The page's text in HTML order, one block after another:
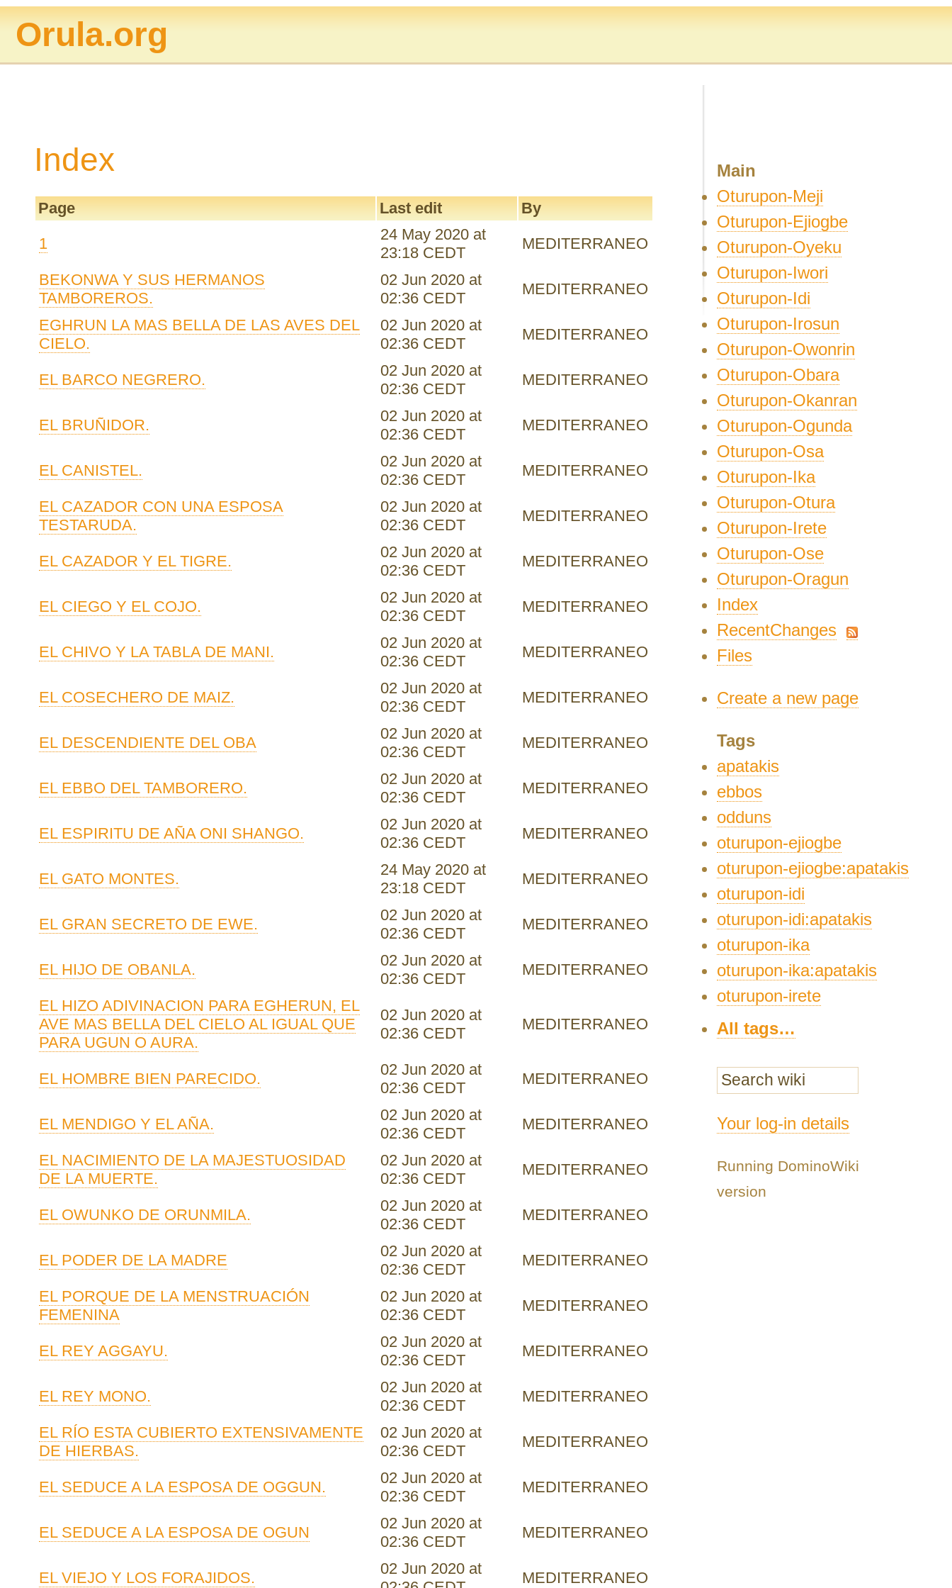
Orula.org
Index
Page Last edit
By
1
24 May 2020 at
23:18 CEDT
MEDITERRANEO
BEKONWA Y SUS HERMANOS
TAMBOREROS.
02 Jun 2020 at
02:36 CEDT
MEDITERRANEO
EGHRUN LA MAS BELLA DE LAS AVES DEL
CIELO.
02 Jun 2020 at
02:36 CEDT
MEDITERRANEO
EL BARCO NEGRERO.
02 Jun 2020 at
02:36 CEDT
MEDITERRANEO
EL BRUÑIDOR.
02 Jun 2020 at
02:36 CEDT
MEDITERRANEO
EL CANISTEL.
02 Jun 2020 at
02:36 CEDT
MEDITERRANEO
EL CAZADOR CON UNA ESPOSA
TESTARUDA.
02 Jun 2020 at
02:36 CEDT
MEDITERRANEO
EL CAZADOR Y EL TIGRE.
02 Jun 2020 at
02:36 CEDT
MEDITERRANEO
EL CIEGO Y EL COJO.
02 Jun 2020 at
02:36 CEDT
MEDITERRANEO
EL CHIVO Y LA TABLA DE MANI.
02 Jun 2020 at
02:36 CEDT
MEDITERRANEO
EL COSECHERO DE MAIZ.
02 Jun 2020 at
02:36 CEDT
MEDITERRANEO
EL DESCENDIENTE DEL OBA
02 Jun 2020 at
02:36 CEDT
MEDITERRANEO
EL EBBO DEL TAMBORERO.
02 Jun 2020 at
02:36 CEDT
MEDITERRANEO
EL ESPIRITU DE AÑA ONI SHANGO.
02 Jun 2020 at
02:36 CEDT
MEDITERRANEO
EL GATO MONTES.
24 May 2020 at
23:18 CEDT
MEDITERRANEO
EL GRAN SECRETO DE EWE.
02 Jun 2020 at
02:36 CEDT
MEDITERRANEO
EL HIJO DE OBANLA.
02 Jun 2020 at
02:36 CEDT
MEDITERRANEO
EL HIZO ADIVINACION PARA EGHERUN, EL
AVE MAS BELLA DEL CIELO AL IGUAL QUE
PARA UGUN O AURA.
02 Jun 2020 at
02:36 CEDT
MEDITERRANEO
EL HOMBRE BIEN PARECIDO.
02 Jun 2020 at
02:36 CEDT
MEDITERRANEO
EL MENDIGO Y EL AÑA.
02 Jun 2020 at
02:36 CEDT
MEDITERRANEO
EL NACIMIENTO DE LA MAJESTUOSIDAD
DE LA MUERTE.
02 Jun 2020 at
02:36 CEDT
MEDITERRANEO
EL OWUNKO DE ORUNMILA.
02 Jun 2020 at
02:36 CEDT
MEDITERRANEO
EL PODER DE LA MADRE
02 Jun 2020 at
02:36 CEDT
MEDITERRANEO
EL PORQUE DE LA MENSTRUACIÓN
FEMENINA
02 Jun 2020 at
02:36 CEDT
MEDITERRANEO
EL REY AGGAYU.
02 Jun 2020 at
02:36 CEDT
MEDITERRANEO
EL REY MONO.
02 Jun 2020 at
02:36 CEDT
MEDITERRANEO
EL RÍO ESTA CUBIERTO EXTENSIVAMENTE
DE HIERBAS.
02 Jun 2020 at
02:36 CEDT
MEDITERRANEO
EL SEDUCE A LA ESPOSA DE OGGUN.
02 Jun 2020 at
02:36 CEDT
MEDITERRANEO
EL SEDUCE A LA ESPOSA DE OGUN
02 Jun 2020 at
02:36 CEDT
MEDITERRANEO
EL VIEJO Y LOS FORAJIDOS.
02 Jun 2020 at
MEDITERRANEO
Main
Oturupon-Meji
Oturupon-Ejiogbe
Oturupon-Oyeku
Oturupon-Iwori
Oturupon-Idi
Oturupon-Irosun
Oturupon-Owonrin
Oturupon-Obara
Oturupon-Okanran
Oturupon-Ogunda
Oturupon-Osa
Oturupon-Ika
Oturupon-Otura
Oturupon-Irete
Oturupon-Ose
Oturupon-Oragun
Index
RecentChanges
Files
Create a new page
Tags
apatakis
ebbos
odduns
oturupon-ejiogbe
oturupon-ejiogbe:apatakis
oturupon-idi
oturupon-idi:apatakis
oturupon-ika
oturupon-ika:apatakis
oturupon-irete
All tags…
Your log-in details
Running DominoWiki
version